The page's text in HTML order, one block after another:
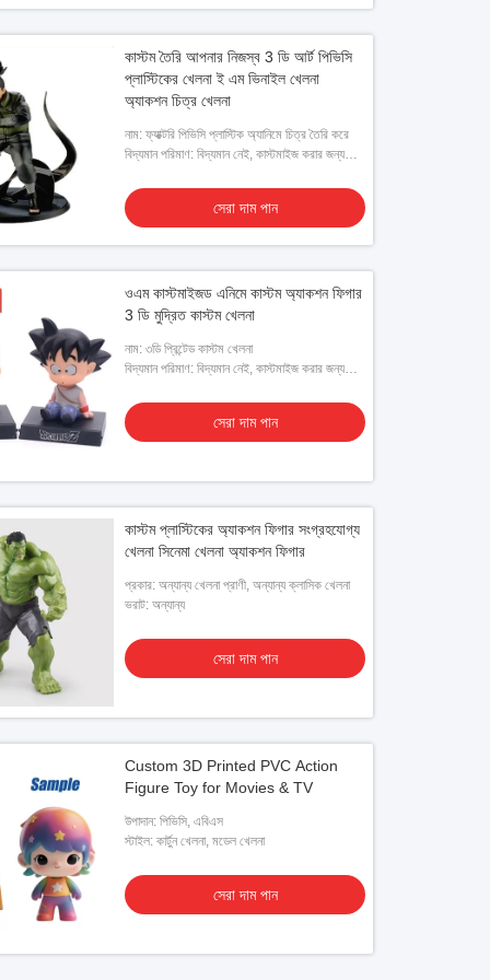
কাস্টম তৈরি আপনার নিজস্ব 3 ডি আর্ট পিভিসি
প্লাস্টিকের খেলনা ই এম ভিনাইল খেলনা
অ্যাকশন চিত্র খেলনা
নাম: ফ্যাক্টরি পিভিসি প্লাস্টিক অ্যানিমে চিত্র তৈরি করে
বিদ্যমান পরিমাণ: বিদ্যমান নেই, কাস্টমাইজ করার জন্য
সেরা দাম পান
ওএম কাস্টমাইজড এনিমে কাস্টম অ্যাকশন ফিগার
3 ডি মুদ্রিত কাস্টম খেলনা
নাম: ৩ডি প্রিন্টেড কাস্টম খেলনা
বিদ্যমান পরিমাণ: বিদ্যমান নেই, কাস্টমাইজ করার জন্য
সেরা দাম পান
কাস্টম প্লাস্টিকের অ্যাকশন ফিগার সংগ্রহযোগ্য
খেলনা সিনেমা খেলনা অ্যাকশন ফিগার
প্রকার: অন্যান্য খেলনা প্রাণী, অন্যান্য ক্লাসিক খেলনা
ভরাট: অন্যান্য
সেরা দাম পান
Custom 3D Printed PVC Action
Figure Toy for Movies & TV
উপাদান: পিভিসি, এবিএস
স্টাইল: কার্টুন খেলনা, মডেল খেলনা
সেরা দাম পান